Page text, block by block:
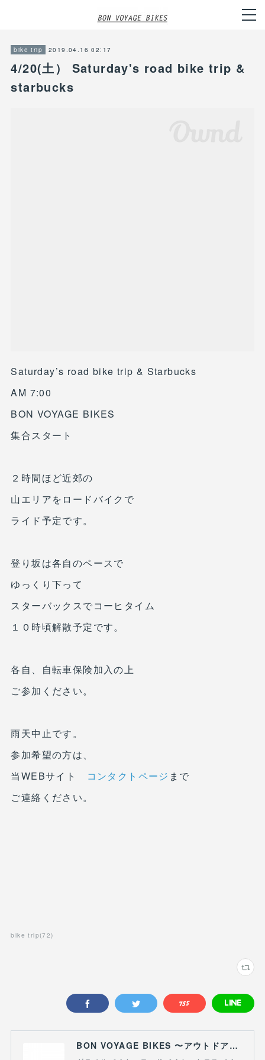
bike trip 2019.04.16 02:17
4/20(土） Saturday's road bike trip &
starbucks
Saturday’s road bike trip & Starbucks
AM 7:00
BON VOYAGE BIKES
集合スタート
２時間ほど近郊の
山エリアをロードバイクで
ライド予定です。
登り坂は各自のペースで
ゆっくり下って
スターバックスでコーヒタイム
１０時頃解散予定です。
各自、自転車保険加入の上
ご参加ください。
雨天中止です。
参加希望の方は、
当WEBサイト
コンタクトページ まで
ご連絡ください。
bike trip (72)
BON VOYAGE BIKES 〜アウトドアライフにつながる自転車専門店〜